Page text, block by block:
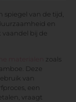
spiegel van de tijd,
en
bij de
materialen
zoals
Deze
van
een
vraagt